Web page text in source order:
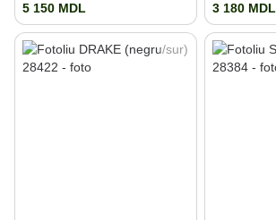
5 150 MDL
3 180 MDL